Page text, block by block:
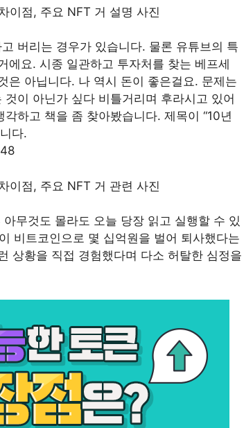
버리는 경우가 있습니다. 물론 유튜브의 특
에요. 시종 일관하고 투자처를 찾는 베프세
은 아닙니다. 나 역시 돈이 좋은걸요. 문제는
이 아닌가 싶다 비틀거리며 후라시고 있어
하고 책을 좀 찾아봤습니다. 제목이 “10년
다.
무것도 몰라도 오늘 당장 읽고 실행할 수 있
비트코인으로 몇 십억원을 벌어 퇴사했다는
상황을 직접 경험했다며 다소 허탈한 심정을